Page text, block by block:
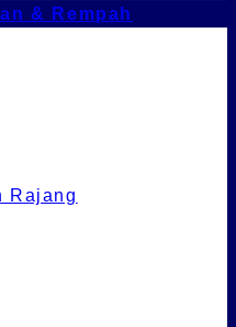
& Rempah
Rajang